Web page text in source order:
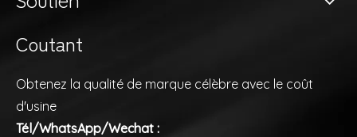
Coutant
Obtenez la qualité de marque célèbre avec le coût
d'usine
Tél/WhatsApp/Wechat :